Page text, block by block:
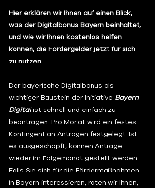
Hier erklären wir Ihnen auf einen Blick,
was der Digitalbonus Bayern beinhaltet,
und wie wir Ihnen kostenlos helfen
können, die Fördergelder jetzt für sich
zu nutzen.
Der bayerische Digitalbonus als
wichtiger Baustein der Initiative Bayern
Digital ist schnell und einfach zu
beantragen. Pro Monat wird ein festes
Kontingent an Anträgen festgelegt. Ist
es ausgeschöpft, können Anträge
wieder im Folgemonat gestellt werden.
Falls Sie sich für die Fördermaßnahmen
in Bayern interessieren, raten wir Ihnen,